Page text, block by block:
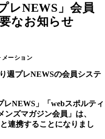
レNEWS」会員
なお知らせ
メーション
週プレNEWSの会員システ
レNEWS」「webスポルティ
ズマガジン会員」は、
連携することになりまし